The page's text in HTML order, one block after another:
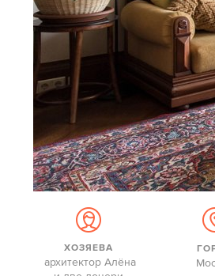
ХОЗЯЕВА
архитектор Алёна